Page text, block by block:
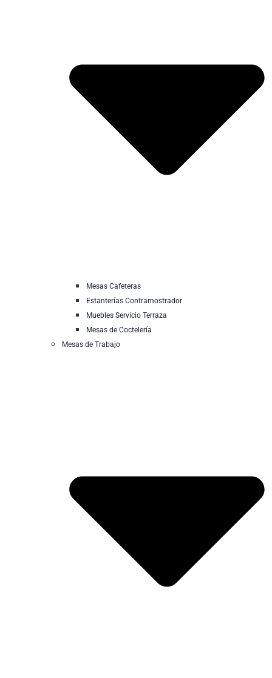
Mesas Cafeteras
Estanterías Contramostrador
Muebles Servicio Terraza
Mesas de Coctelería
Mesas de Trabajo